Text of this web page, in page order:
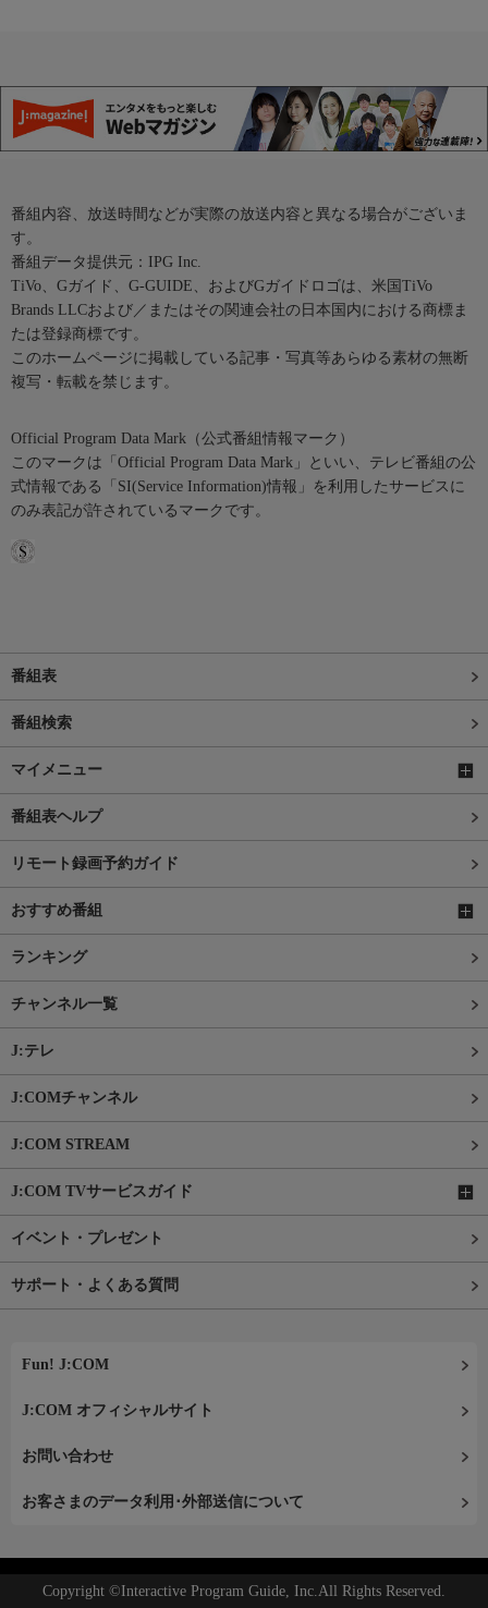
番組内容、放送時間などが実際の放送内容と異なる場合がございま
す。
番組データ提供元：IPG Inc.
TiVo、Gガイド、G-GUIDE、およびGガイドロゴは、米国TiVo
Brands LLCおよび／またはその関連会社の日本国内における商標ま
たは登録商標です。
このホームページに掲載している記事・写真等あらゆる素材の無断
複写・転載を禁じます。
Official Program Data Mark（公式番組情報マーク）
このマークは「Official Program Data Mark」といい、テレビ番組の公
式情報である「SI(Service Information)情報」を利用したサービスに
のみ表記が許されているマークです。
番組表
番組検索
マイメニュー
番組表ヘルプ
リモート録画予約ガイド
おすすめ番組
ランキング
チャンネル一覧
J:テレ
J:COMチャンネル
J:COM STREAM
J:COM TVサービスガイド
イベント・プレゼント
サポート・よくある質問
Fun! J:COM
J:COM オフィシャルサイト
お問い合わせ
お客さまのデータ利用･外部送信について
Copyright ©Interactive Program Guide, Inc.All Rights Reserved.